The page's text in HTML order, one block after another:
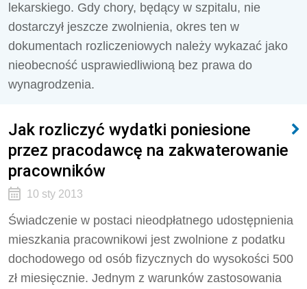
lekarskiego. Gdy chory, będący w szpitalu, nie
dostarczył jeszcze zwolnienia, okres ten w
dokumentach rozliczeniowych należy wykazać jako
nieobecność usprawiedliwioną bez prawa do
wynagrodzenia.
Jak rozliczyć wydatki poniesione
przez pracodawcę na zakwaterowanie
pracowników
10 sty 2013
Świadczenie w postaci nieodpłatnego udostępnienia
mieszkania pracownikowi jest zwolnione z podatku
dochodowego od osób fizycznych do wysokości 500
zł miesięcznie. Jednym z warunków zastosowania